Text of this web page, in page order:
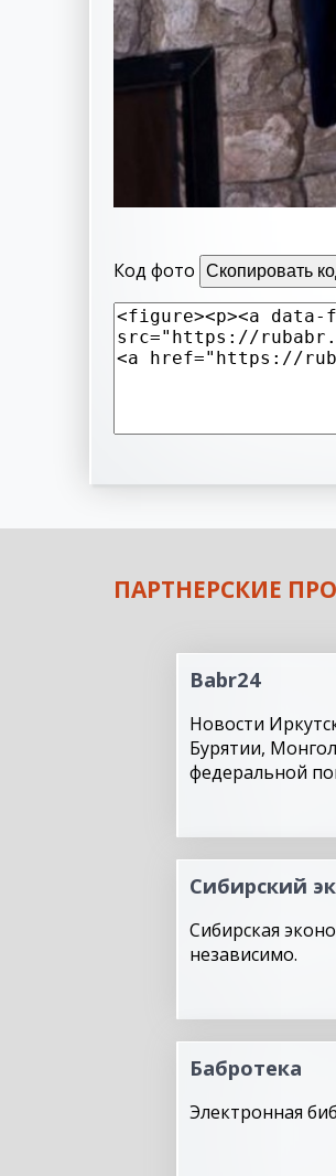
Код фото Скопировать
ПАРТНЕРСКИЕ
Babr24
Новости
Бурятии,
федеральной
Сибирский
Сибирская
независимо.
Бабротека
Электронная